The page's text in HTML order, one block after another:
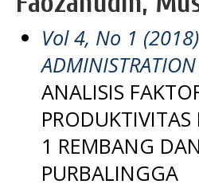
Vol 4, No 1
ANALISIS
1 REMBANG
PURBALINGGA